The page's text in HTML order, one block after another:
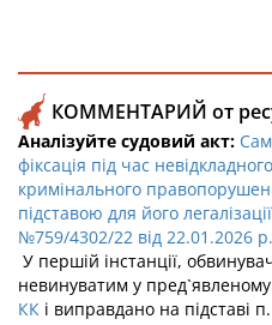
КОММЕНТАРИЙ от
Аналізуйте судовий акт:
фіксація під час
кримінального
підставою для його
№759/4302/22 від 22.01.2026
У першій інстанції,
невинуватим у
КК і виправдано на підставі